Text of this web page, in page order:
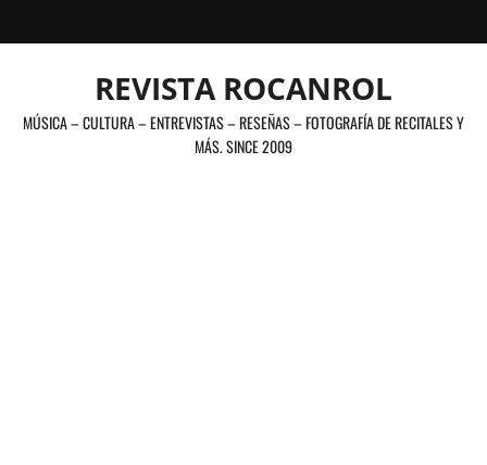
al
REVISTA ROCANROL
MÚSICA – CULTURA – ENTREVISTAS – RESEÑAS – FOTOGRAFÍA DE RECITALES Y
MÁS. SINCE 2009